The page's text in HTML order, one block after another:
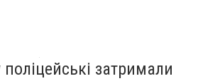
затримали